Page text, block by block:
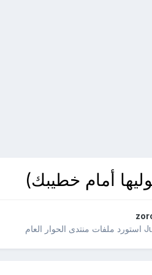
أمام خطيبك)
استورد ملفات منتدى الحوار العام